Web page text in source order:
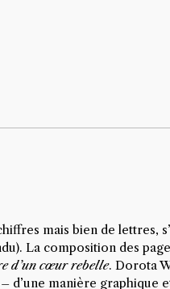
mais bien de lettres,
La composition des
d’un cœur rebelle. Dorota
d’une manière graphique